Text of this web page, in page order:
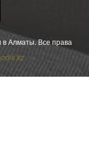
Алматы. Все права